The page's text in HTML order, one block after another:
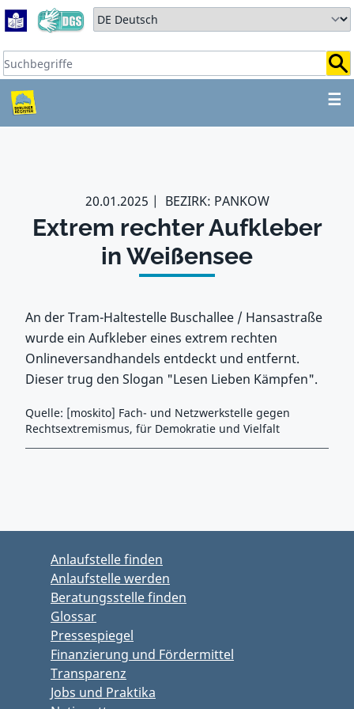
Zum Hauptbereich springen
Zum Hauptmenü springen
Sprache auswählen:
Suchbegriffe:
☰
ZUM HAUPTBEREICH
20.01.2025 BEZIRK: PANKOW
Extrem rechter Aufkleber
in Weißensee
An der Tram-Haltestelle Buschallee / Hansastraße
wurde ein Aufkleber eines extrem rechten
Onlineversandhandels entdeckt und entfernt.
Dieser trug den Slogan "Lesen Lieben Kämpfen".
Quelle: [moskito] Fach- und Netzwerkstelle gegen
Rechtsextremismus, für Demokratie und Vielfalt
Anlaufstelle finden
Anlaufstelle werden
Beratungsstelle finden
Glossar
Pressespiegel
Finanzierung und Fördermittel
Transparenz
Jobs und Praktika